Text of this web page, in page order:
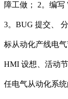
障工做； 2。编写
3。BUG 提交、
标从动化产线电
HMI 设想、活动
任电气从动化系